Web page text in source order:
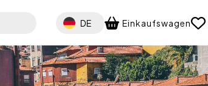
Select your language
DE Einkaufswagen